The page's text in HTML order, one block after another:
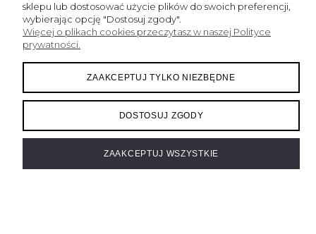
projekt i realizacja:
oprogramowanie:eSklep home.pl
Ustawienia plików cookies
sklepu lub dostosować użycie plików do swoich preferencji,
wybierając opcję "Dostosuj zgody".
Więcej o plikach cookies przeczytasz w naszej Polityce
prywatności.
ZAAKCEPTUJ TYLKO NIEZBĘDNE
DOSTOSUJ ZGODY
ZAAKCEPTUJ WSZYSTKIE